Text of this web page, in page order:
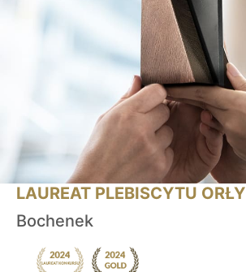
LAUREAT PLEBISCYTU ORŁY
Bochenek